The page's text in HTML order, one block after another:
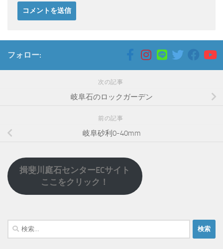
フォロー:
次の記事
岐阜石のロックガーデン
前の記事
岐阜砂利0-40mm
揖斐川庭石センターECサイト
ここをクリック！
検
索: